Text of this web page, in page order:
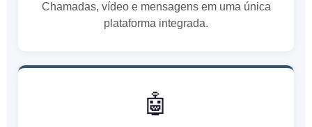
Chamadas, vídeo e mensagens em uma única
plataforma integrada.
🤖